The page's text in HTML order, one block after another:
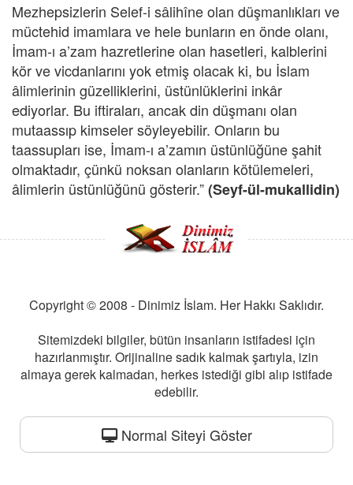
Mezhepsizlerin Selef-i sâlihîne olan düşmanlıkları ve
müctehid imamlara ve hele bunların en önde olanı,
İmam-ı a’zam hazretlerine olan hasetleri, kalblerini
kör ve vicdanlarını yok etmiş olacak ki, bu İslam
âlimlerinin güzelliklerini, üstünlüklerini inkâr
ediyorlar. Bu iftiraları, ancak din düşmanı olan
mutaassıp kimseler söyleyebilir. Onların bu
taassupları ise, İmam-ı a’zamın üstünlüğüne şahit
olmaktadır, çünkü noksan olanların kötülemeleri,
âlimlerin üstünlüğünü gösterir.”(Seyf-ül-mukallidin)
Copyright © 2008 - Dinimiz İslam. Her Hakkı Saklıdır.
Sitemizdeki bilgiler, bütün insanların istifadesi için
hazırlanmıştır. Orijinaline sadık kalmak şartıyla, izin
almaya gerek kalmadan, herkes istediği gibi alıp istifade
edebilir.
Normal Siteyi Göster